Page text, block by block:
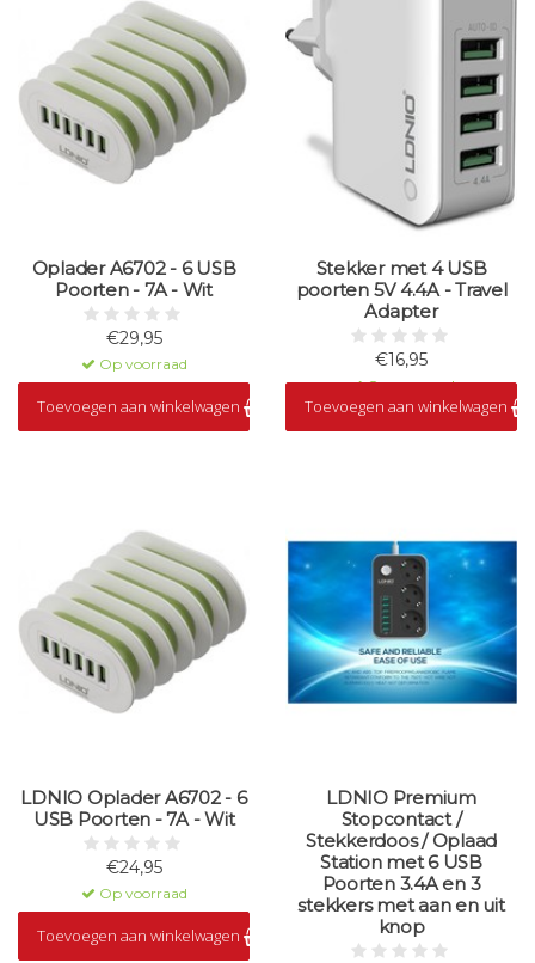
Oplader A6702 - 6 USB
Poorten - 7A - Wit
€29,95
Op voorraad
Toevoegen aan winkelwagen
Stekker met 4 USB
poorten 5V 4.4A - Travel
Adapter
€16,95
Op voorraad
Toevoegen aan winkelwagen
LDNIO Oplader A6702 - 6
USB Poorten - 7A - Wit
€24,95
Op voorraad
Toevoegen aan winkelwagen
LDNIO Premium
Stopcontact /
Stekkerdoos / Oplaad
Station met 6 USB
Poorten 3.4A en 3
stekkers met aan en uit
knop